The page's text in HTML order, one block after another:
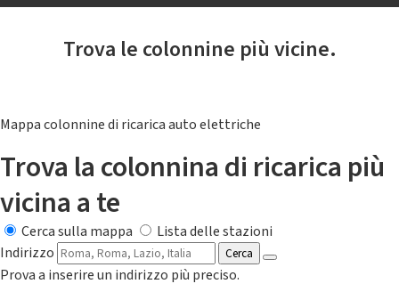
Trova le colonnine più vicine.
Mappa colonnine di ricarica auto elettriche
Trova la colonnina di ricarica più
vicina a te
Cerca sulla mappa
Lista delle stazioni
Indirizzo
Cerca
Prova a inserire un indirizzo più preciso.